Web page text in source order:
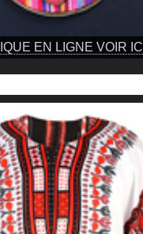
EN LIGNE VOIR ICI